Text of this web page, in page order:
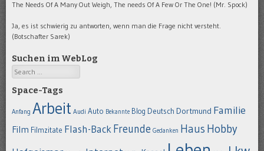
The Needs Of A Many Out Weigh, The needs Of A Few Or The One! (Mr. Spock)
Ja, es ist schwierig zu antworten, wenn man die Frage nicht versteht.
(Botschafter Sarek)
Suchen im WebLog
Search
Space-Tags
Anfang Arbeit Audi Auto Bekannte Blog Deutsch Dortmund Familie
Film Filmzitate Flash-BackFreunde Gedanken Haus Hobby